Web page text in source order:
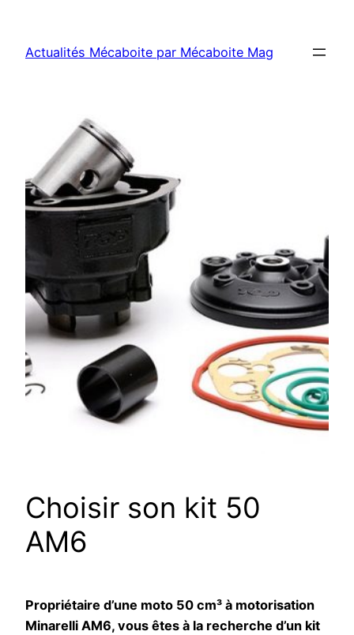
contenu
Actualités Mécaboite par Mécaboite Mag
Choisir son kit 50
AM6
Propriétaire d’une moto 50 cm³ à motorisation
Minarelli AM6, vous êtes à la recherche d’un kit